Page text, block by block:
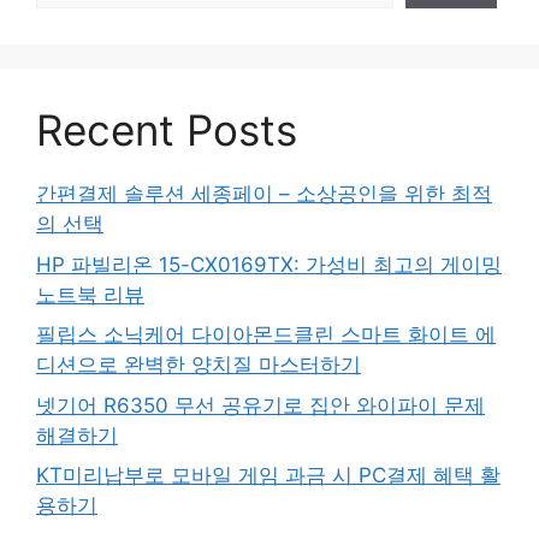
Recent Posts
간편결제 솔루션 세종페이 – 소상공인을 위한 최적
의 선택
HP 파빌리온 15-CX0169TX: 가성비 최고의 게이밍
노트북 리뷰
필립스 소닉케어 다이아몬드클린 스마트 화이트 에
디션으로 완벽한 양치질 마스터하기
넷기어 R6350 무선 공유기로 집안 와이파이 문제
해결하기
KT미리납부로 모바일 게임 과금 시 PC결제 혜택 활
용하기